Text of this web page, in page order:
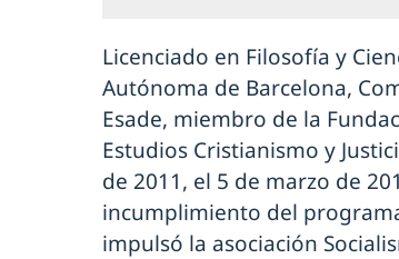
Licenciado en Filosofía y
Autónoma de Barcelona,
Esade, miembro de la
Estudios Cristianismo y
de 2011, el 5 de marzo de
incumplimiento del
impulsó la asociación